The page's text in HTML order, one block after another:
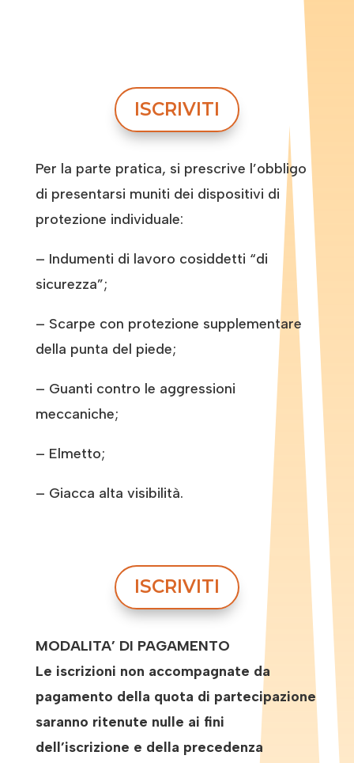
ISCRIVITI
Per la parte pratica, si prescrive l’obbligo
di presentarsi muniti dei dispositivi di
protezione individuale:
– Indumenti di lavoro cosiddetti “di
sicurezza”;
– Scarpe con protezione supplementare
della punta del piede;
– Guanti contro le aggressioni
meccaniche;
– Elmetto;
– Giacca alta visibilità.
ISCRIVITI
MODALITA’ DI PAGAMENTO
Le iscrizioni non accompagnate da
pagamento della quota di partecipazione
saranno ritenute nulle ai fini
dell’iscrizione e della precedenza